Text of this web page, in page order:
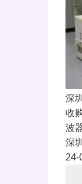
深
收
波
深
24-